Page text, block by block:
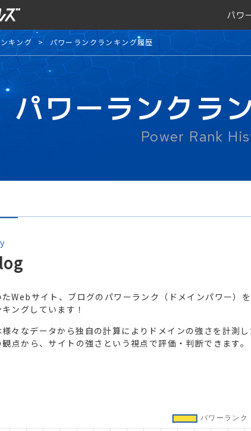
パワ
キング パワーランクランキング履歴
パワーランクラ
Power Rank
Webサイト、ブログのパワーランク（ドメインパワー）を
ングしています！
様々なデータから独自の計算によりドメインの強さを計測し
点から、サイトの強さという視点で評価・判断できます。